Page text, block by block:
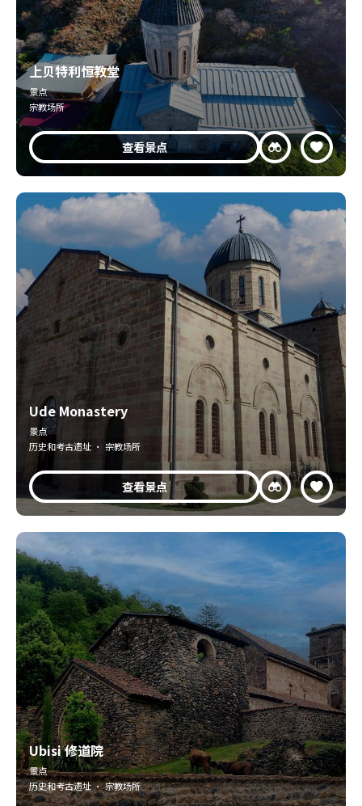
上贝特利恒教堂
景点
宗教场所
查看景点
Ude Monastery
景点
历史和考古遗址 · 宗教场所
查看景点
Ubisi 修道院
景点
历史和考古遗址 · 宗教场所